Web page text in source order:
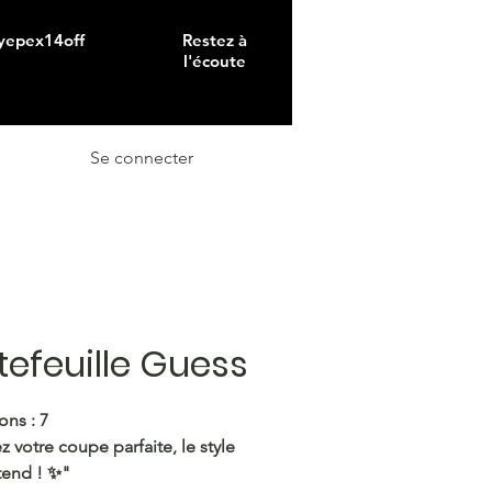
Restez à
l'écoute
Se connecter
Guess
: 7
votre coupe parfaite, le style
! ✨"